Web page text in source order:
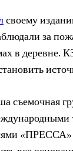
своему
за
в деревне.
съемочная
«ПРЕССА»